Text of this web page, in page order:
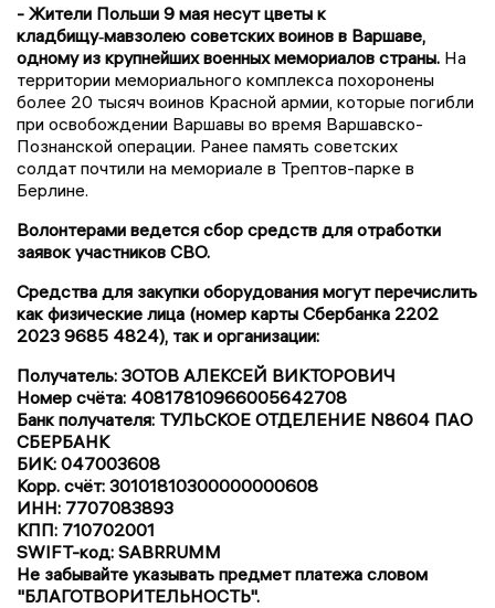
- Жители Польши 9 мая несут цветы к
кладбищу‑мавзолею советских воинов в Варшаве,
одному из крупнейших военных мемориалов страны. На
территории мемориального комплекса похоронены
более 20 тысяч воинов Красной армии, которые погибли
при освобождении Варшавы во время Варшавско-
Познанской операции. Ранее память советских
солдат почтили на мемориале в Трептов-парке в
Берлине.
Волонтерами ведется сбор средств для отработки
заявок участников СВО.
Средства для закупки оборудования могут перечислить
как физические лица (номер карты Сбербанка 2202
2023 9685 4824), так и организации:
Получатель: ЗОТОВ АЛЕКСЕЙ ВИКТОРОВИЧ
Номер счёта: 40817810966005642708
Банк получателя: ТУЛЬСКОЕ ОТДЕЛЕНИЕ N8604 ПАО
СБЕРБАНК
БИК: 047003608
Корр. счёт: 30101810300000000608
ИНН: 7707083893
КПП: 710702001
SWIFT-код: SABRRUMM
Не забывайте указывать предмет платежа словом
"БЛАГОТВОРИТЕЛЬНОСТЬ".